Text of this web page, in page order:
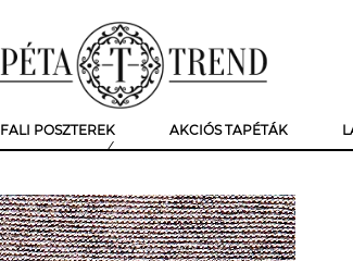
FALI POSZTEREK AKCIÓS TAPÉTÁK